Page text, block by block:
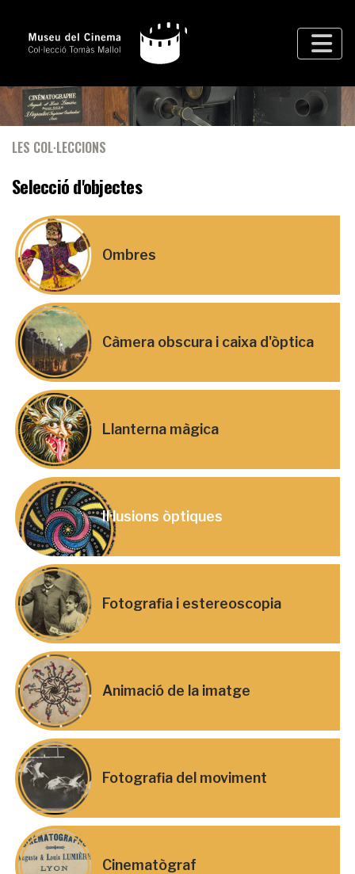
LES COL·LECCIONS
Selecció d'objectes
Ombres
Càmera obscura i caixa d'òptica
Llanterna màgica
Il·lusions òptiques
Fotografia i estereoscopia
Animació de la imatge
Fotografia del moviment
Cinematògraf